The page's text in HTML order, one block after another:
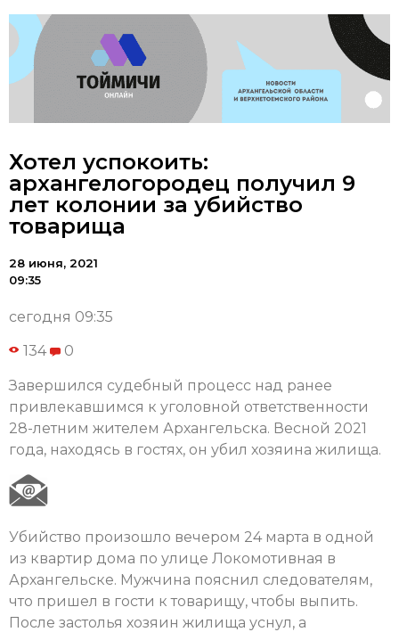
Хотел успокоить:
архангелогородец получил 9
лет колонии за убийство
товарища
28 июня, 2021
09:35
сегодня 09:35
134 0
Завершился судебный процесс над ранее
привлекавшимся к уголовной ответственности
28-летним жителем Архангельска. Весной 2021
года, находясь в гостях, он убил хозяина жилища.
Убийство произошло вечером 24 марта в одной
из квартир дома по улице Локомотивная в
Архангельске. Мужчина пояснил следователям,
что пришел в гости к товарищу, чтобы выпить.
После застолья хозяин жилища уснул, а